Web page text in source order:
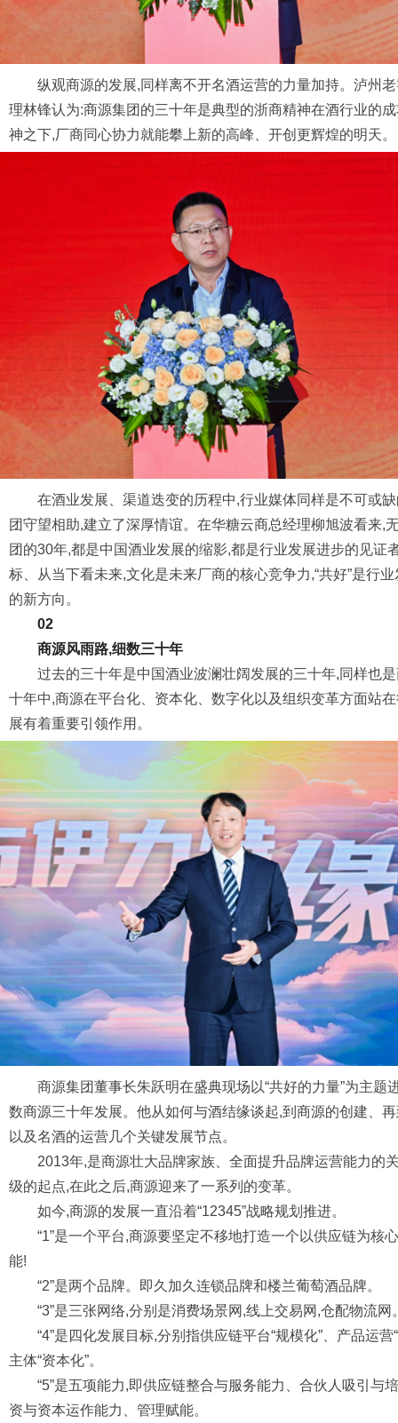
纵观商源的发展,同样离不开名酒运营的力量加持。泸州
理林锋认为:商源集团的三十年是典型的浙商精神在酒行业的
神之下,厂商同心协力就能攀上新的高峰、开创更辉煌的明天。
在酒业发展、渠道迭变的历程中,行业媒体同样是不可或
团守望相助,建立了深厚情谊。在华糖云商总经理柳旭波看来,
团的30年,都是中国酒业发展的缩影,都是行业发展进步的见证
标、从当下看未来,文化是未来厂商的核心竞争力,“共好”是行
的新方向。
02
商源风雨路,细数三十年
过去的三十年是中国酒业波澜壮阔发展的三十年,同样也
十年中,商源在平台化、资本化、数字化以及组织变革方面站
展有着重要引领作用。
商源集团董事长朱跃明在盛典现场以“共好的力量”为主题
数商源三十年发展。他从如何与酒结缘谈起,到商源的创建、
以及名酒的运营几个关键发展节点。
2013年,是商源壮大品牌家族、全面提升品牌运营能力的
级的起点,在此之后,商源迎来了一系列的变革。
如今,商源的发展一直沿着“12345”战略规划推进。
“1”是一个平台,商源要坚定不移地打造一个以供应链为核
能!
“2”是两个品牌。即久加久连锁品牌和楼兰葡萄酒品牌。
“3”是三张网络,分别是消费场景网,线上交易网,仓配物流网
“4”是四化发展目标,分别指供应链平台“规模化”、产品运
主体“资本化”。
“5”是五项能力,即供应链整合与服务能力、合伙人吸引与
资与资本运作能力、管理赋能。